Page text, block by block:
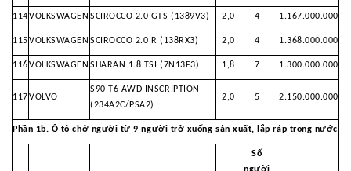
114VOLKSWAGEN SCIROCCO 2.0 GTS (1389V3) 2,0 4 1.167.000.000
115VOLKSWAGEN SCIROCCO 2.0 R (138RX3) 2,0 4 1.368.000.000
116VOLKSWAGEN SHARAN 1.8 TSI (7N13F3) 1,8 7 1.300.000.000
117VOLVO
S90 T6 AWD INSCRIPTION
(234A2C/PSA2)
2,0 5 2.150.000.000
Phần 1b. Ô tô chở người từ 9 người trở xuống sản xuất, lắp ráp trong nước
Số